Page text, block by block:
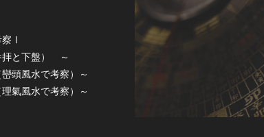
察Ⅰ
拝と下盤） ～
頭風水で考察）～
氣風水で考察）～